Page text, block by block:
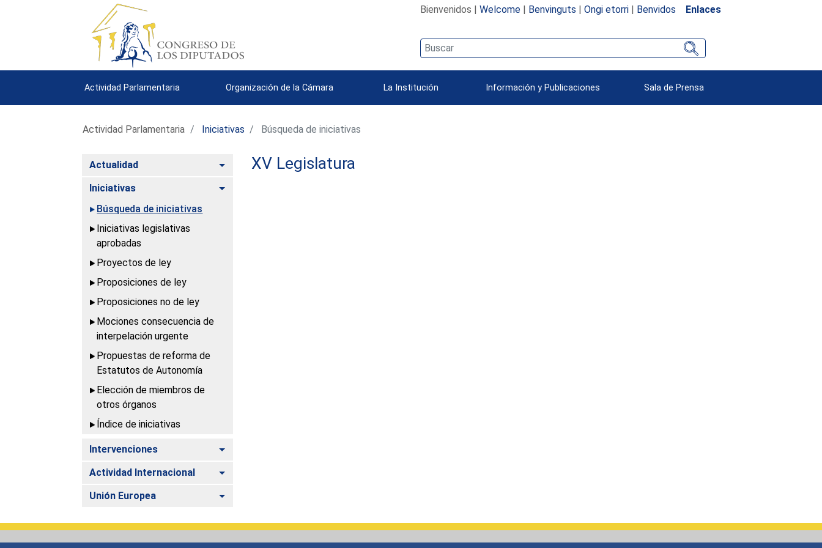
Bienvenidos | Welcome| Benvinguts | Ongi etorri| Benvidos Enlaces
Actividad Parlamentaria Organización de la Cámara La Institución Información y Publicaciones Sala de Prensa
Actividad Parlamentaria Iniciativas Búsqueda de iniciativas
Actualidad Alternar
Iniciativas
Alternar
Búsqueda de iniciativas
Iniciativas legislativas
aprobadas
Proyectos de ley
Proposiciones de ley
Proposiciones no de ley
Mociones consecuencia de
interpelación urgente
Propuestas de reforma de
Estatutos de Autonomía
Elección de miembros de
otros órganos
Índice de iniciativas
Intervenciones Alternar
Actividad Internacional Alternar
Unión Europea Alternar
XV Legislatura